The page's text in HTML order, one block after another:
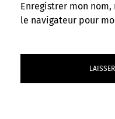
Enregistrer mon
le navigateur pour